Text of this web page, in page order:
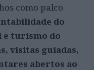
como palco
do
e turismo do
visitas guiadas,
abertos ao